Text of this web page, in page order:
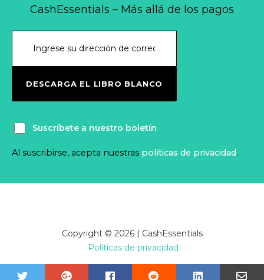
CashEssentials – Más allá de los pagos
DESCARGA EL LIBRO BLANCO
Suscríbete a nuestro boletín
Al suscribirse, acepta nuestras políticas de privacidad.
Copyright © 2026 | CashEssentials
Políticas de privacidad